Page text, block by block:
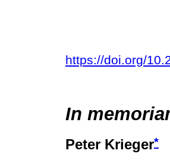
https://doi.org/
In
Peter Krieger*